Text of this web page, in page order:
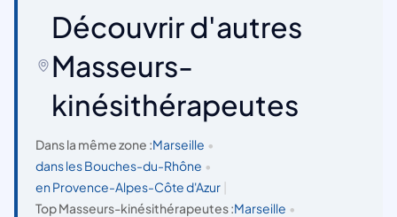
Découvrir d'autres
Masseurs-
kinésithérapeutes
Dans la même zone :Marseille •
dans les Bouches-du-Rhône •
en Provence-Alpes-Côte d'Azur
Top Masseurs-kinésithérapeutes :Marseille •